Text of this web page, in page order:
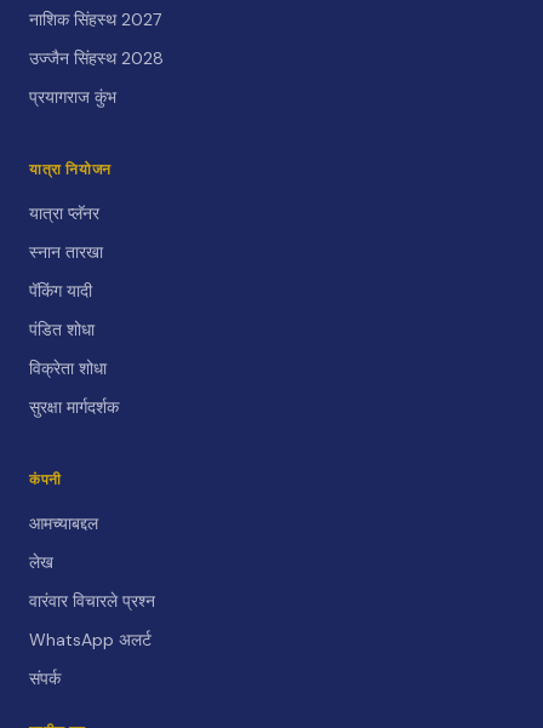
नाशिक सिंहस्थ 2027
उज्जैन सिंहस्थ 2028
प्रयागराज कुंभ
यात्रा नियोजन
यात्रा प्लॅनर
स्नान तारखा
पॅकिंग यादी
पंडित शोधा
विक्रेता शोधा
सुरक्षा मार्गदर्शक
कंपनी
आमच्याबद्दल
लेख
वारंवार विचारले प्रश्न
WhatsApp अलर्ट
संपर्क